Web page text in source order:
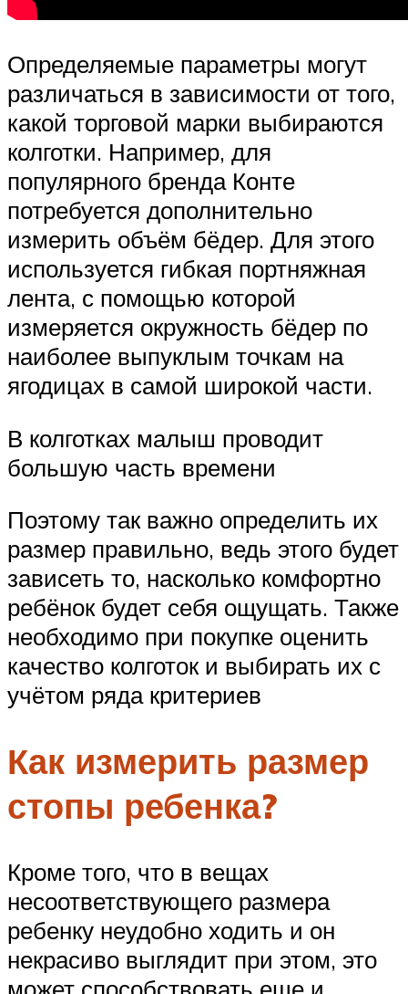
Определяемые параметры могут
различаться в зависимости от того,
какой торговой марки выбираются
колготки. Например, для
популярного бренда Конте
потребуется дополнительно
измерить объём бёдер. Для этого
используется гибкая портняжная
лента, с помощью которой
измеряется окружность бёдер по
наиболее выпуклым точкам на
ягодицах в самой широкой части.
В колготках малыш проводит
большую часть времени
Поэтому так важно определить их
размер правильно, ведь этого будет
зависеть то, насколько комфортно
ребёнок будет себя ощущать. Также
необходимо при покупке оценить
качество колготок и выбирать их с
учётом ряда критериев
Как измерить размер
стопы ребенка?
Кроме того, что в вещах
несоответствующего размера
ребенку неудобно ходить и он
некрасиво выглядит при этом, это